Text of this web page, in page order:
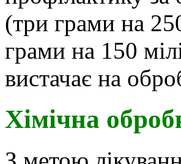
(три грами на
грами на 150
вистачає на
Хімічна